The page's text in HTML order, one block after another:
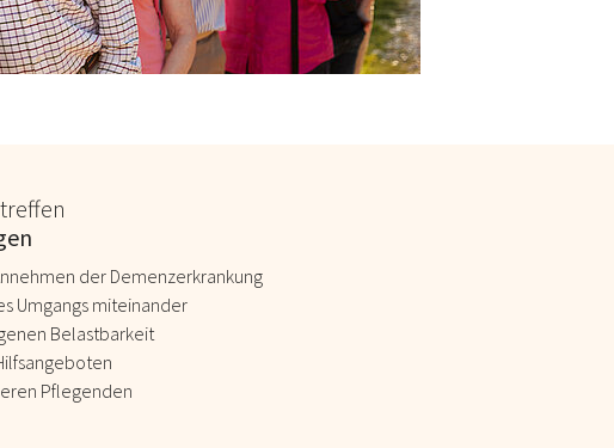
der Demenzerkrankung
Umgangs miteinander
Belastbarkeit
Pflegenden